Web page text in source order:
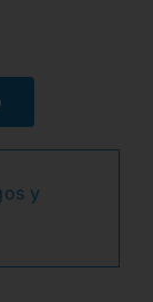
y